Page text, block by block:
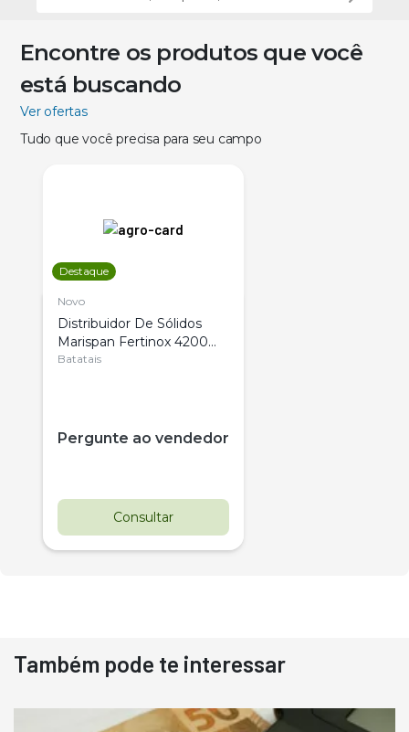
Encontre os produtos que você
está buscando
Ver ofertas
Tudo que você precisa para seu campo
Destaque
Novo
Distribuidor De Sólidos
Marispan Fertinox 4200
Citrus
Batatais
Pergunte ao vendedor
Consultar
Destaque
Usado
Também pode te interessar